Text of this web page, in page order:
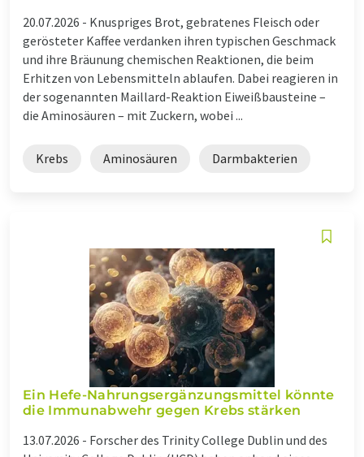
20.07.2026 - Knuspriges Brot, gebratenes Fleisch oder
gerösteter Kaffee verdanken ihren typischen Geschmack
und ihre Bräunung chemischen Reaktionen, die beim
Erhitzen von Lebensmitteln ablaufen. Dabei reagieren in
der sogenannten Maillard-Reaktion Eiweißbausteine –
die Aminosäuren – mit Zuckern, wobei ...
Krebs Aminosäuren Darmbakterien
Ein Hefe-Nahrungsergänzungsmittel könnte
die Immunabwehr gegen Krebs stärken
13.07.2026 - Forscher des Trinity College Dublin und des